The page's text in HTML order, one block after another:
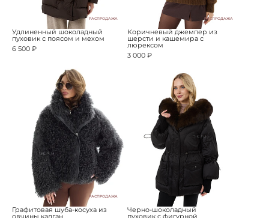
РАСПРОДАЖА
Удлиненный шоколадный
пуховик с поясом и мехом
6 500 ₽
РАСПРОДАЖА
Коричневый джемпер из
шерсти и кашемира с
люрексом
3 000 ₽
РАСПРОДАЖА
Графитовая шуба-косуха из
овчины калган
Черно-шоколадный
пуховик с фигурной